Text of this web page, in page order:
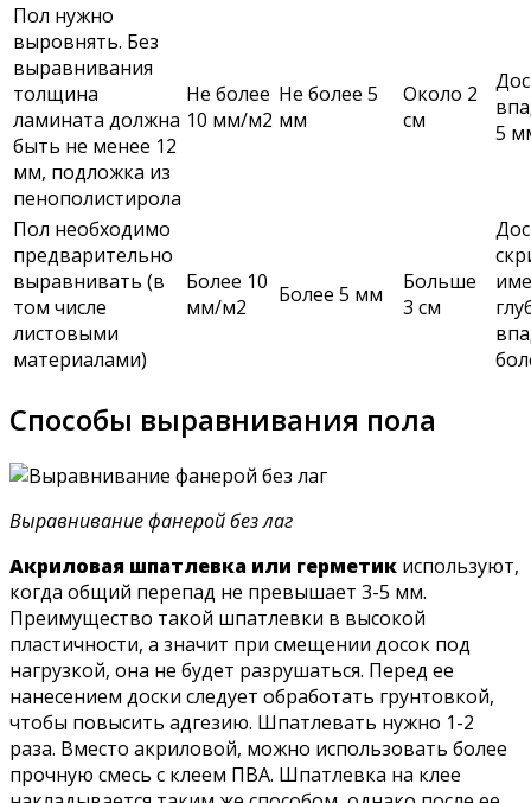
Пол нужно
выровнять. Без
выравнивания
толщина
ламината должна
быть не менее 12
мм, подложка из
пенополистирола
Не более
10 мм/м2
Не более 5
мм
Около 2
см
5
Пол необходимо
предварительно
выравнивать (в
том числе
листовыми
материалами)
Более 10
мм/м2
Более 5 мм
Больше
3 см
Способы выравнивания пола
Выравнивание фанерой без лаг
Акриловая шпатлевка или герметик используют,
когда общий перепад не превышает 3-5 мм.
Преимущество такой шпатлевки в высокой
пластичности, а значит при смещении досок под
нагрузкой, она не будет разрушаться. Перед ее
нанесением доски следует обработать грунтовкой,
чтобы повысить адгезию. Шпатлевать нужно 1-2
раза. Вместо акриловой, можно использовать более
прочную смесь с клеем ПВА. Шпатлевка на клее